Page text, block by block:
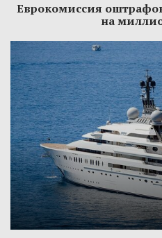
Еврокомиссия
на